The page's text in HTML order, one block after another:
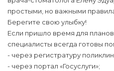
простыми, но важными
Берегите свою улыбку!
Если пришло время для
специалисты всегда готовы
- через регистратуру
- через портал «Госуслуги»;